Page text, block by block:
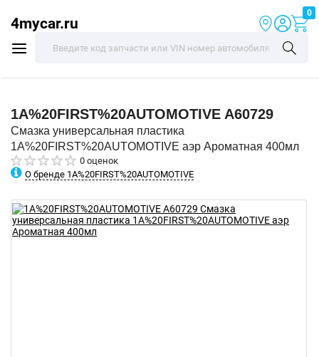
4mycar.ru
0
1A%20FIRST%20AUTOMOTIVE A60729
Смазка универсальная пластика
1A%20FIRST%20AUTOMOTIVE аэр Ароматная 400мл
0 оценок
О бренде 1A%20FIRST%20AUTOMOTIVE